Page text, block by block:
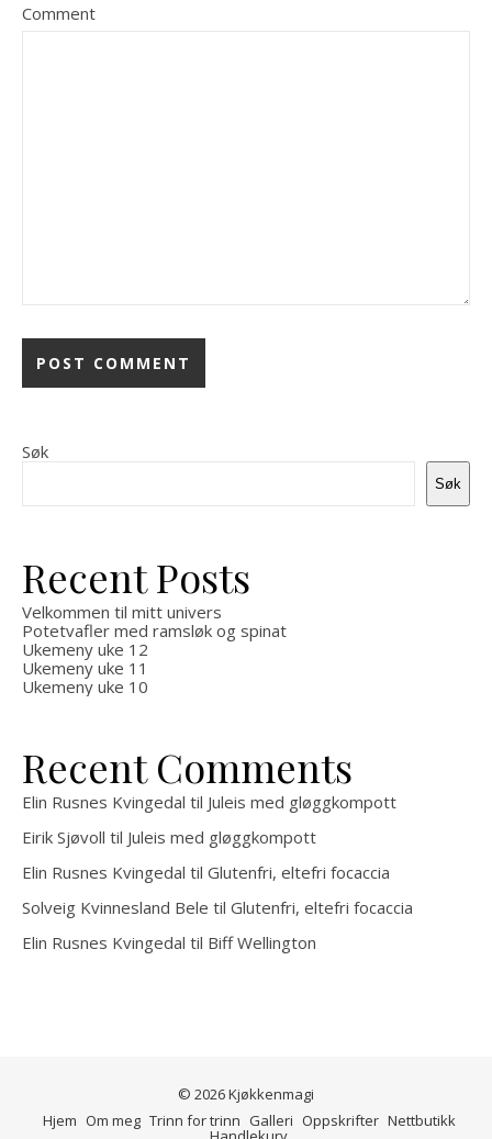
Comment
Søk
Søk
Recent Posts
Velkommen til mitt univers
Potetvafler med ramsløk og spinat
Ukemeny uke 12
Ukemeny uke 11
Ukemeny uke 10
Recent Comments
Elin Rusnes Kvingedal til Juleis med gløggkompott
Eirik Sjøvoll til Juleis med gløggkompott
Elin Rusnes Kvingedal til Glutenfri, eltefri focaccia
Solveig Kvinnesland Bele til Glutenfri, eltefri focaccia
Elin Rusnes Kvingedal til Biff Wellington
© 2026 Kjøkkenmagi
Hjem Om meg Trinn for trinn Galleri Oppskrifter Nettbutikk